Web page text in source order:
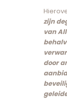
zijn
van
door